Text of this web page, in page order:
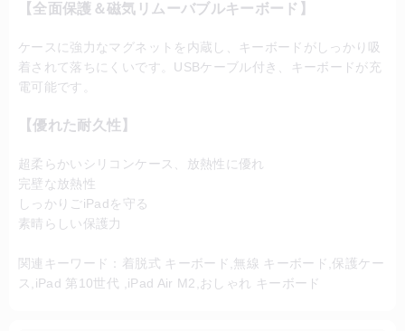
【全面保護＆磁気リムーバブルキーボード】
ケースに強力なマグネットを内蔵し、キーボードがしっかり吸
着されて落ちにくいです。USBケーブル付き、キーボードが充
電可能です。
【優れた耐久性】
超柔らかいシリコンケース、放熱性に優れ
完壁な放熱性
しっかりごiPadを守る
素晴らしい保護力
関連キーワード：着脱式 キーボード,無線 キーボード,保護ケー
ス,iPad 第10世代 ,iPad Air M2,おしゃれ キーボード